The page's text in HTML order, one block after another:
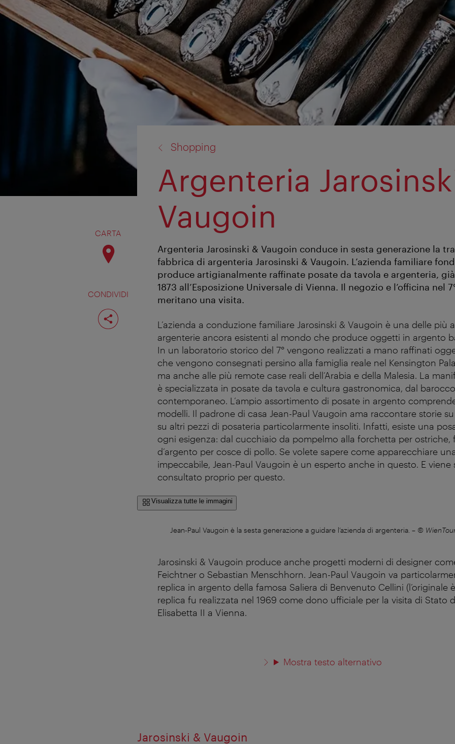
CARTA
CONDIVIDI
Condividi
pagina
Shopping
Argenteria
Vaugoin
Argenteria Jarosinski & Vaugoin conduce in sesta generazione la
fabbrica di argenteria Jarosinski & Vaugoin. L’azienda familiare
produce artigianalmente raffinate posate da tavola e argenteria,
1873 all’Esposizione Universale di Vienna. Il negozio e l’officina nel
meritano una visita.
L’azienda a conduzione familiare Jarosinski & Vaugoin è una delle più
argenterie ancora esistenti al mondo che produce oggetti in argento
In un laboratorio storico del 7° vengono realizzati a mano raffinati
che vengono consegnati persino alla famiglia reale nel Kensington
ma anche alle più remote case reali dell’Arabia e della Malesia. La
è specializzata in posate da tavola e cultura gastronomica, dal
contemporaneo. L’ampio assortimento di posate in argento
modelli. Il padrone di casa Jean-Paul Vaugoin ama raccontare storie
su altri pezzi di posateria particolarmente insoliti. Infatti, esiste una
ogni esigenza: dal cucchiaio da pompelmo alla forchetta per ostriche,
d’argento per cosce di pollo. Se volete sapere come apparecchiare
impeccabile, Jean-Paul Vaugoin è un esperto anche in questo. E viene
consultato proprio per questo.
Visualizza tutte le immagini
Jean-Paul Vaugoin è la sesta generazione a guidare l’azienda di argenteria. – ©
Jarosinski & Vaugoin produce anche progetti moderni di designer
Feichtner o Sebastian Menschhorn. Jean-Paul Vaugoin va
replica in argento della famosa Saliera di Benvenuto Cellini (l’originale
replica fu realizzata nel 1969 come dono ufficiale per la visita di Stato
Elisabetta II a Vienna.
Mostra testo alternativo
Jarosinski & Vaugoin